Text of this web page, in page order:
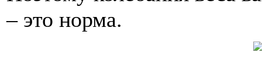
– это норма.